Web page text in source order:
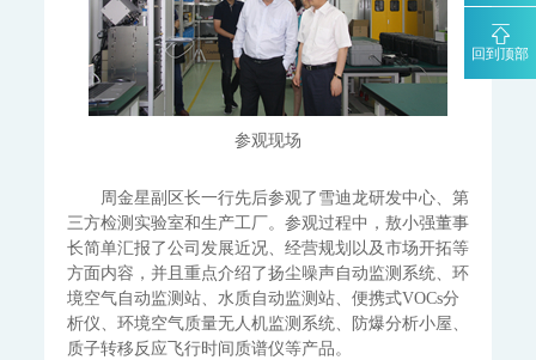
MODEL 1080-红外分析仪
MODEL 1080-UV-紫外分析仪
MODEL 1080-PO-磁氧分析仪
MODEL 1080-TCH-热导分析仪
MODEL 1080-EO-微量氧分析仪
MODEL 1080-TM-微量水分析仪
MODEL 4030系列激光分析仪
MODEL 4030Ex-激光气体分析仪
FID500/600系列-色谱分析仪
DID500/600系列-色谱分析仪
TCD-500-热导检测器色谱仪
DID/AR系列-氩离子化色谱仪-ppm
FID系列-火焰离子化+甲烷转换器色谱仪-ppb-ppm
FID系列-ORTHOPure HDID-ppt-ppb-ppm
ORTHODYNE气体分析仪
IR8000-红外分析仪 OPM8000-磁氧分析仪
TCD8000-热导分析仪
回到顶部
参观现场
周金星副区长一行先后参观了雪迪龙研发中心、第
三方检测实验室和生产工厂。参观过程中，敖小强董事
长简单汇报了公司发展近况、经营规划以及市场开拓等
方面内容，并且重点介绍了扬尘噪声自动监测系统、环
境空气自动监测站、水质自动监测站、便携式VOCs分
析仪、环境空气质量无人机监测系统、防爆分析小屋、
质子转移反应飞行时间质谱仪等产品。